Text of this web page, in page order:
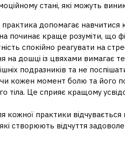
стані, які можуть
практика допомагає навчитися
починає краще розуміти, що
спокійно реагувати на
на дошці із цвяхами вимагає
подразників та не
кожен момент болю та його
тіла. Це сприяє кращому
кожної практики
створюють відчуття